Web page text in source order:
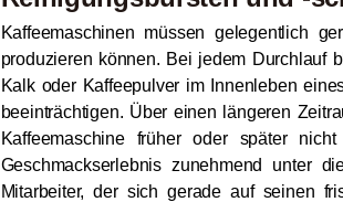
Kaffeemaschinen müssen gelegentlich
produzieren können. Bei jedem Durchlauf
Kalk oder Kaffeepulver im Innenleben
beeinträchtigen. Über einen längeren
Kaffeemaschine früher oder später
Geschmackserlebnis zunehmend unter
Mitarbeiter, der sich gerade auf seinen